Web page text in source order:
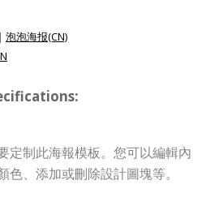
| 泡泡海报(CN)
定制此海報模板。您可以編輯內
、添加或刪除設計圖塊等。